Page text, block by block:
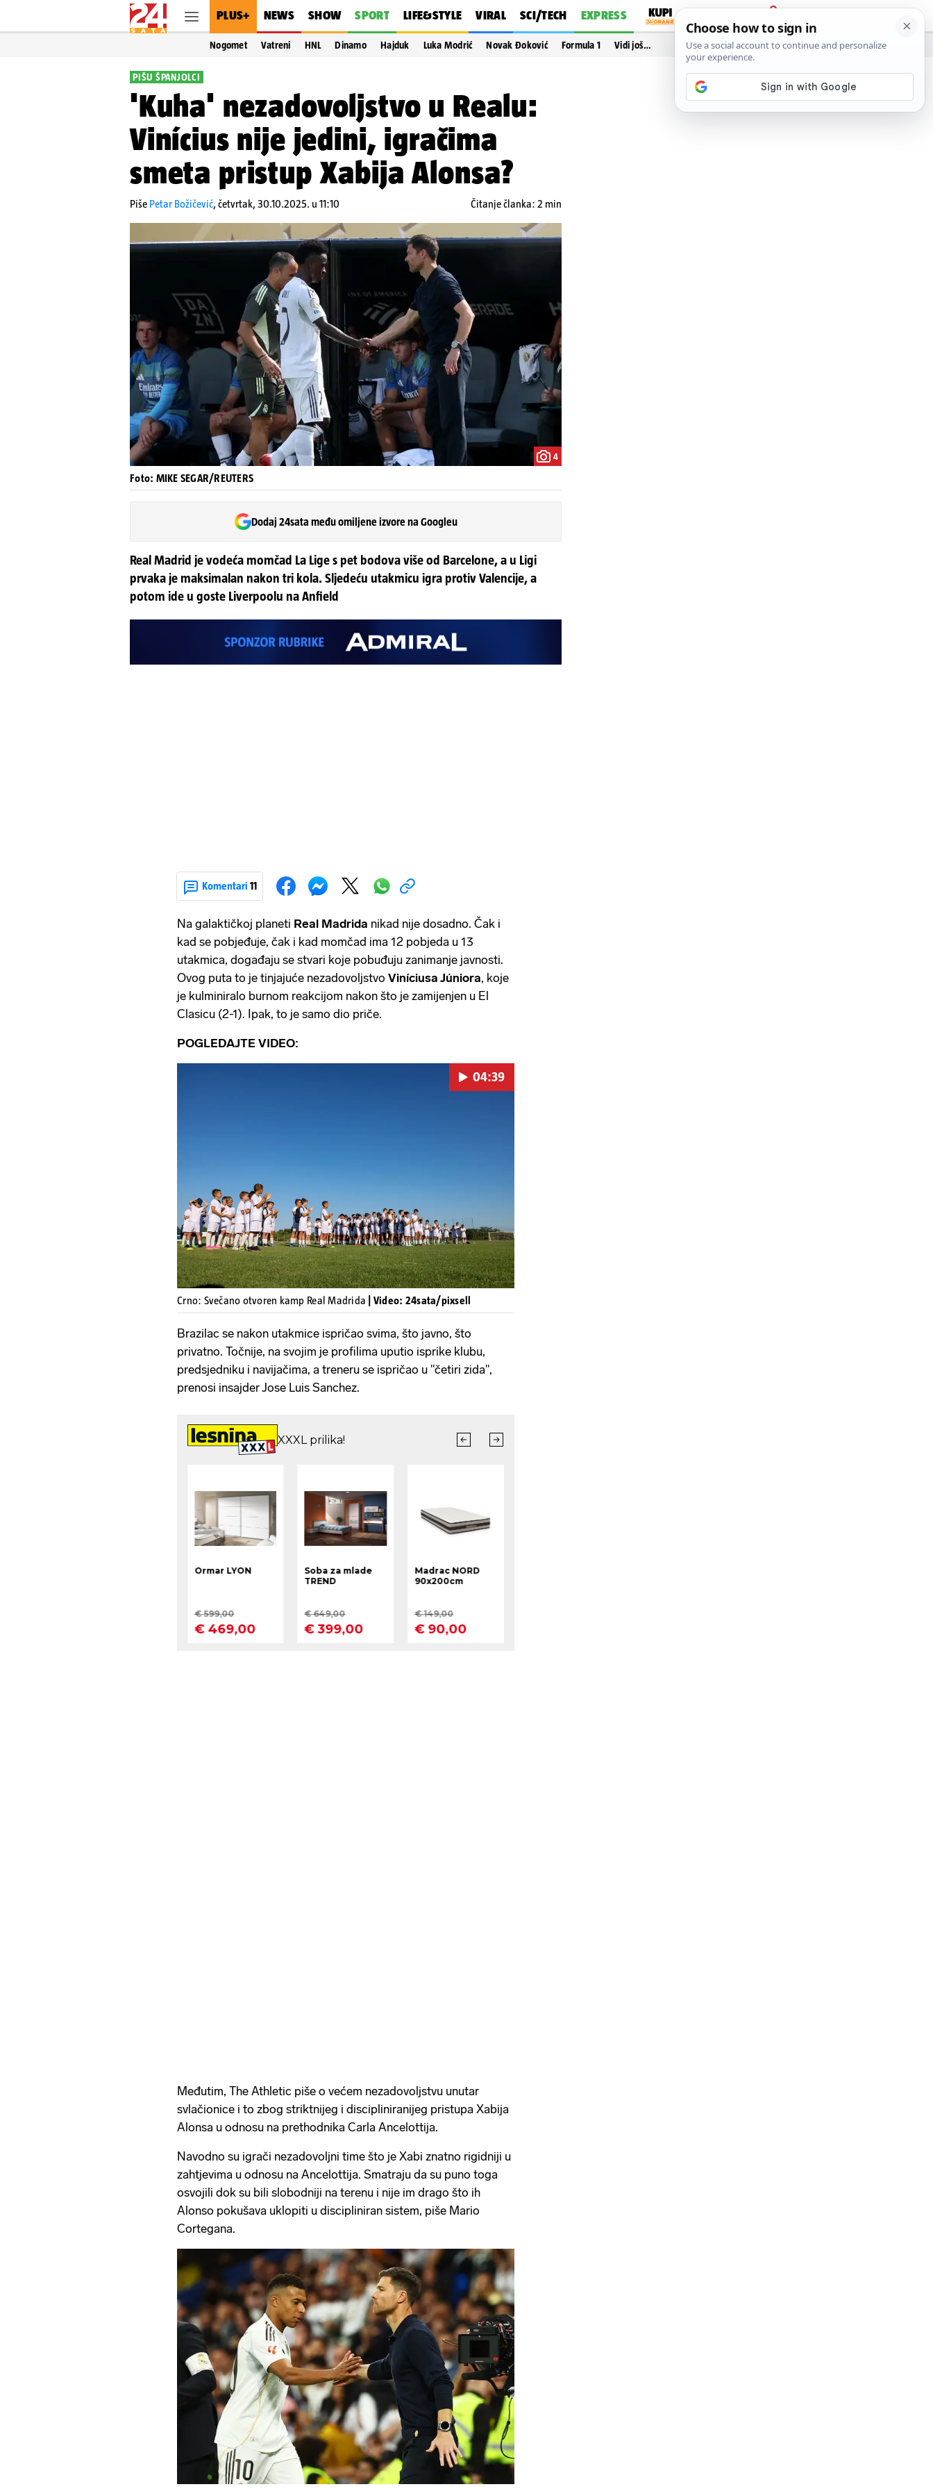
PLUS+ NEWS SHOW SPORT LIFE&STYLE VIRAL SCI/TECH EXPRESS
PRIJAVA
Nogomet Vatreni HNL Dinamo Hajduk Luka Modrić Novak Đoković Formula 1 Vidi još…
PIŠU ŠPANJOLCI
'Kuha' nezadovoljstvo u Realu:
Vinícius nije jedini, igračima
smeta pristup Xabija Alonsa?
Piše Petar Božičević,četvrtak, 30.10.2025. u 11:10 Čitanje članka: 2 min
4
Foto: MIKE SEGAR/REUTERS
Dodaj 24sata među omiljene izvore na Googleu
Real Madrid je vodeća momčad La Lige s pet bodova više od Barcelone, a u Ligi
prvaka je maksimalan nakon tri kola. Sljedeću utakmicu igra protiv Valencije, a
potom ide u goste Liverpoolu na Anfield
Komentari 11
Na galaktičkoj planeti Real Madrida nikad nije dosadno. Čak i
kad se pobjeđuje, čak i kad momčad ima 12 pobjeda u 13
utakmica, događaju se stvari koje pobuđuju zanimanje javnosti.
Ovog puta to je tinjajuće nezadovoljstvo Viníciusa Júniora, koje
je kulminiralo burnom reakcijom nakon što je zamijenjen u El
Clasicu (2-1). Ipak, to je samo dio priče.
POGLEDAJTE VIDEO:
04:39
Crno: Svečano otvoren kamp Real Madrida | Video: 24sata/pixsell
Brazilac se nakon utakmice ispričao svima, što javno, što
privatno. Točnije, na svojim je profilima uputio isprike klubu,
predsjedniku i navijačima, a treneru se ispričao u "četiri zida",
prenosi insajder Jose Luis Sanchez.
Međutim, The Athletic piše o većem nezadovoljstvu unutar
svlačionice i to zbog striktnijeg i discipliniranijeg pristupa Xabija
Alonsa u odnosu na prethodnika Carla Ancelottija.
Navodno su igrači nezadovoljni time što je Xabi znatno rigidniji u
zahtjevima u odnosu na Ancelottija. Smatraju da su puno toga
osvojili dok su bili slobodniji na terenu i nije im drago što ih
Alonso pokušava uklopiti u discipliniran sistem, piše Mario
Cortegana.